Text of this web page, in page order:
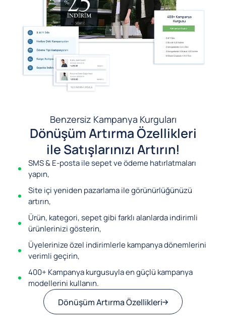
Benzersiz Kampanya Kurguları
Dönüşüm Artırma Özellikleri
ile Satışlarınızı Artırın!
SMS & E-posta ile sepet ve ödeme hatırlatmaları
yapın,
Site içi yeniden pazarlama ile görünürlüğünüzü
artırın,
Ürün, kategori, sepet gibi farklı alanlarda indirimli
ürünlerinizi gösterin,
Üyelerinize özel indirimlerle kampanya dönemlerini
verimli geçirin,
400+ Kampanya kurgusuyla en güçlü kampanya
modellerini kullanın.
Dönüşüm Artırma Özellikleri